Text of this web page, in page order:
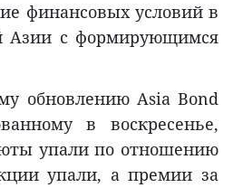
финансовых условий в
Азии с формирующимся
обновлению Asia Bond
в воскресенье,
упали по отношению
упали, а премии за